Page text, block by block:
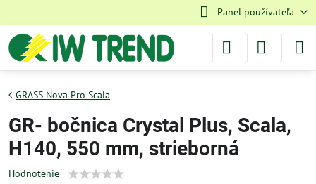
Panel používateľa
GRASS Nova Pro Scala
GR- bočnica Crystal Plus, Scala,
H140, 550 mm, strieborná
Hodnotenie